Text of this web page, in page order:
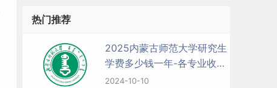
热门推荐
2025内蒙古师范大学研究生
学费多少钱一年-各专业收费
标准
2024-10-10